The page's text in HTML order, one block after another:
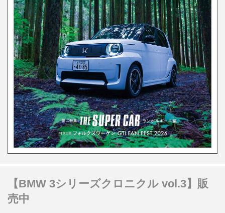
【BMW 3シリーズクロニクル vol.3】販
売中